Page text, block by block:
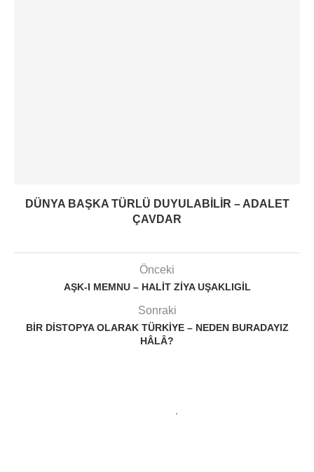
DÜNYA BAŞKA TÜRLÜ DUYULABILIR – ADALET
ÇAVDAR
Önceki
AŞK-I MEMNU – HALIT ZIYA UŞAKLIGIL
Sonraki
BIR DISTOPYA OLARAK TÜRKIYE – NEDEN BURADAYIZ
HÂLÂ?